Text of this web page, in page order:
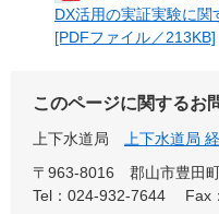
DX活用の実証実験に関
[PDFファイル／213KB]
このページに関するお
上下水道局 上下水道局
〒963-8016
郡山市豊田
Tel：024-932-7644
Fax